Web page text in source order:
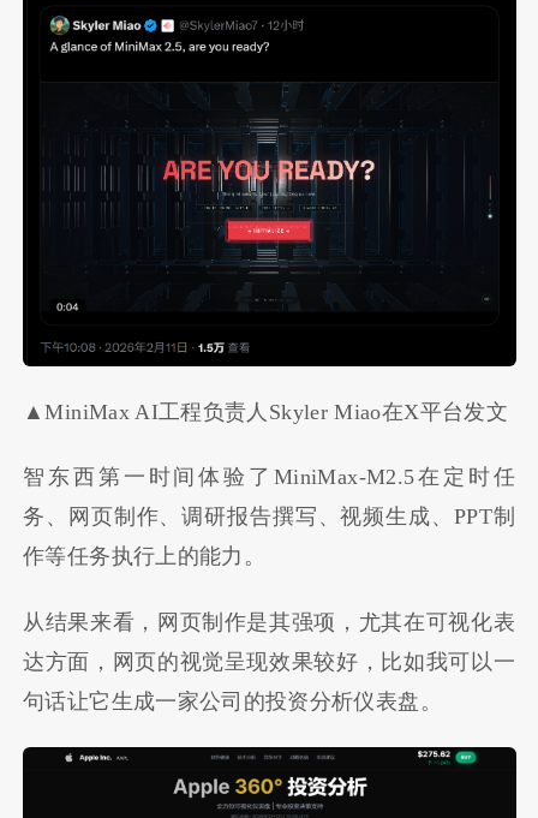
▲MiniMax AI工程负责人Skyler Miao在X平台发文
智东西第一时间体验了MiniMax-M2.5在定时任
务、网页制作、调研报告撰写、视频生成、PPT制
作等任务执行上的能力。
从结果来看，网页制作是其强项，尤其在可视化表
达方面，网页的视觉呈现效果较好，比如我可以一
句话让它生成一家公司的投资分析仪表盘。